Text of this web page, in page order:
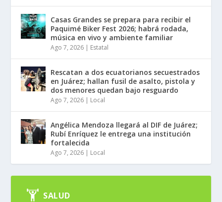
Casas Grandes se prepara para recibir el
Paquimé Biker Fest 2026; habrá rodada,
música en vivo y ambiente familiar
Ago 7, 2026 | Estatal
Rescatan a dos ecuatorianos secuestrados
en Juárez; hallan fusil de asalto, pistola y
dos menores quedan bajo resguardo
Ago 7, 2026 | Local
Angélica Mendoza llegará al DIF de Juárez;
Rubí Enríquez le entrega una institución
fortalecida
Ago 7, 2026 | Local
SALUD